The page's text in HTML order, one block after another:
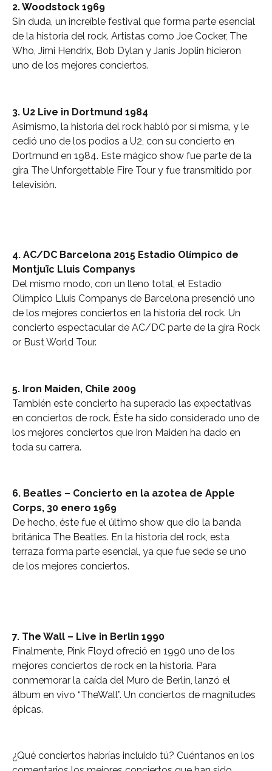
2. Woodstock 1969
Sin duda, un increíble festival que forma parte esencial
de la historia del rock. Artistas como Joe Cocker, The
Who, Jimi Hendrix, Bob Dylan y Janis Joplin hicieron
uno de los mejores conciertos.
3. U2 Live in Dortmund 1984
Asimismo, la historia del rock habló por sí misma, y le
cedió uno de los podios a U2, con su concierto en
Dortmund en 1984. Este mágico show fue parte de la
gira The Unforgettable Fire Tour y fue transmitido por
televisión.
4. AC/DC Barcelona 2015 Estadio Olímpico de
Montjuïc Lluis Companys
Del mismo modo, con un lleno total, el Estadio
Olímpico Lluis Companys de Barcelona presenció uno
de los mejores conciertos en la historia del rock. Un
concierto espectacular de AC/DC parte de la gira Rock
or Bust World Tour.
5. Iron Maiden, Chile 2009
También este concierto ha superado las expectativas
en conciertos de rock. Éste ha sido considerado uno de
los mejores conciertos que Iron Maiden ha dado en
toda su carrera.
6. Beatles – Concierto en la azotea de Apple
Corps, 30 enero 1969
De hecho, éste fue el último show que dio la banda
británica The Beatles. En la historia del rock, esta
terraza forma parte esencial, ya que fue sede se uno
de los mejores conciertos.
7. The Wall – Live in Berlin 1990
Finalmente, Pink Floyd ofreció en 1990 uno de los
mejores conciertos de rock en la historia. Para
conmemorar la caída del Muro de Berlín, lanzó el
álbum en vivo “TheWall”. Un conciertos de magnitudes
épicas.
¿Qué conciertos habrías incluido tú? Cuéntanos en los